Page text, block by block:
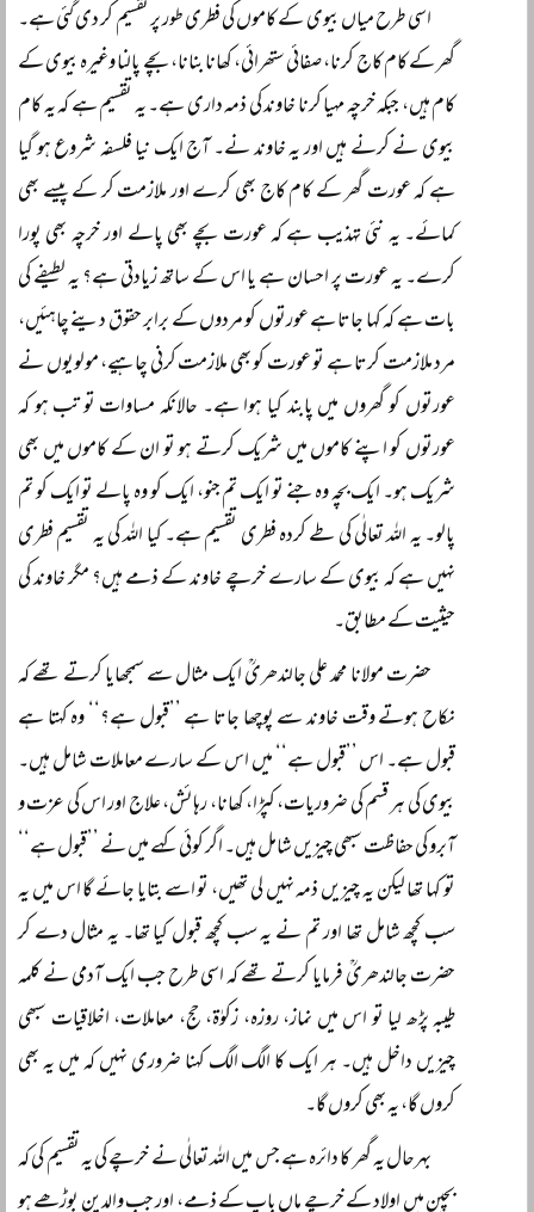
اسی طرح میاں بیوی کے کاموں کی فطری طور پر تقسیم کر دی گئی ہے۔
گھر کے کام کاج کرنا، صفائی ستھرائی، کھانا بنانا، بچے پالنا وغیرہ بیوی کے
کام ہیں، جبکہ خرچہ مہیا کرنا خاوند کی ذمہ داری ہے۔ یہ تقسیم ہے کہ یہ کام
بیوی نے کرنے ہیں اور یہ خاوند نے۔ آج ایک نیا فلسفہ شروع ہو گیا
ہے کہ عورت گھر کے کام کاج بھی کرے اور ملازمت کر کے پیسے بھی
کمائے۔ یہ نئی تہذیب ہے کہ عورت بچے بھی پالے اور خرچہ بھی پورا
کرے۔ یہ عورت پر احسان ہے یا اس کے ساتھ زیادتی ہے؟ یہ لطیفے کی
بات ہے کہ کہا جاتا ہے عورتوں کو مردوں کے برابر حقوق دینے چاہئیں،
مرد ملازمت کرتا ہے تو عورت کو بھی ملازمت کرنی چاہیے، مولویوں نے
عورتوں کو گھروں میں پابند کیا ہوا ہے۔ حالانکہ مساوات تو تب ہو کہ
عورتوں کو اپنے کاموں میں شریک کرتے ہو تو ان کے کاموں میں بھی
شریک ہو۔ ایک بچہ وہ جنے تو ایک تم جنو، ایک کو وہ پالے تو ایک کو تم
پالو۔ یہ اللہ تعالٰی کی طے کردہ فطری تقسیم ہے۔ کیا اللہ کی یہ تقسیم فطری
نہیں ہے کہ بیوی کے سارے خرچے خاوند کے ذمے ہیں؟ مگر خاوند کی
حیثیت کے مطابق۔
حضرت مولانا محمد علی جالندھریؒ ایک مثال سے سمجھایا کرتے تھے کہ
نکاح ہوتے وقت خاوند سے پوچھا جاتا ہے ’’قبول ہے؟‘‘ وہ کہتا ہے
قبول ہے۔ اس ’’قبول ہے‘‘ میں اس کے سارے معاملات شامل ہیں۔
بیوی کی ہر قسم کی ضروریات، کپڑا، کھانا، رہائش، علاج اور اس کی عزت و
آبرو کی حفاظت سبھی چیزیں شامل ہیں۔ اگر کوئی کہے میں نے ’’قبول ہے‘‘
تو کہا تھا لیکن یہ چیزیں ذمہ نہیں لی تھیں، تو اسے بتایا جائے گا اس میں یہ
سب کچھ شامل تھا اور تم نے یہ سب کچھ قبول کیا تھا۔ یہ مثال دے کر
حضرت جالندھریؒ فرمایا کرتے تھے کہ اسی طرح جب ایک آدمی نے کلمہ
طیبہ پڑھ لیا تو اس میں نماز، روزہ، زکوٰۃ، حج، معاملات، اخلاقیات سبھی
چیزیں داخل ہیں۔ ہر ایک کا الگ الگ کہنا ضروری نہیں کہ میں یہ بھی
کروں گا، یہ بھی کروں گا۔
بہرحال یہ گھر کا دائرہ ہے جس میں اللہ تعالٰی نے خرچے کی یہ تقسیم کی کہ
بچپن میں اولاد کے خرچے ماں باپ کے ذمے، اور جب والدین بوڑھے ہو